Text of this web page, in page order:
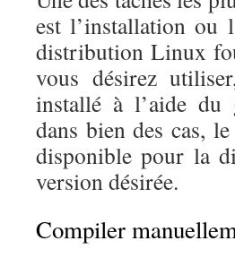
est l’installation ou
distribution Linux
vous désirez
installé à l’aide du
dans bien des cas,
disponible pour la
version désirée.
Compiler